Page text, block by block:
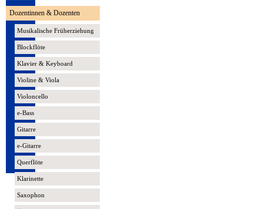
Dozentinnen & Dozenten
Musikalische Früherziehung
Blockflöte
Klavier & Keyboard
Violine & Viola
Violoncello
e-Bass
Gitarre
e-Gitarre
Querflöte
Klarinette
Saxophon